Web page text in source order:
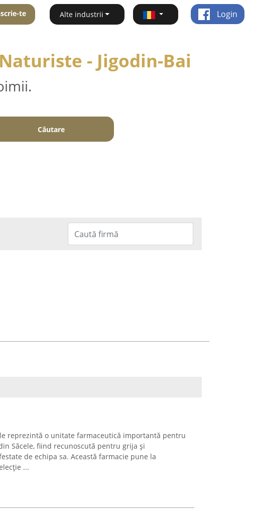
te Alte industrii Login
- Jigodin-Bai
Căutare
reprezintă o unitate farmaceutică importantă pentru
Săcele, fiind recunoscută pentru grija și
de echipa sa. Această farmacie pune la
...